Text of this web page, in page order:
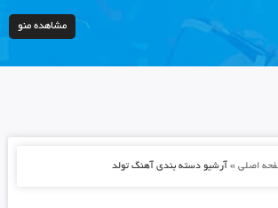
مشاهده منو
اصلی» آرشیو دسته بندی آهنگ تولد